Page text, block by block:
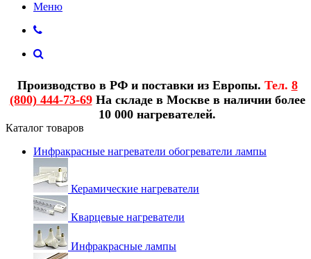
Меню
Производство в РФ и поставки из Европы. Тел. 8
(800) 444-73-69На складе в Москве в наличии более
10 000 нагревателей.
Каталог товаров
Инфракрасные нагреватели обогреватели лампы
Керамические нагреватели
Кварцевые нагреватели
Инфракрасные лампы